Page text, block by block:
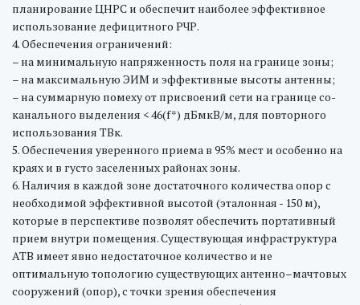
планирование ЦНРС и обеспечит наиболее эффективное
использование дефицитного РЧР.
4. Обеспечения ограничений:
– на минимальную напряженность поля на границе зоны;
– на максимальную ЭИМ и эффективные высоты антенны;
– на суммарную помеху от присвоений сети на границе со-
канального выделения < 46(f*) дБмкВ/м, для повторного
использования ТВк.
5. Обеспечения уверенного приема в 95% мест и особенно на
краях и в густо заселенных районах зоны.
6. Наличия в каждой зоне достаточного количества опор с
необходимой эффективной высотой (эталонная - 150 м),
которые в перспективе позволят обеспечить портативный
прием внутри помещения. Существующая инфраструктура
АТВ имеет явно недостаточное количество и не
оптимальную топологию существующих антенно–мачтовых
сооружений (опор), с точки зрения обеспечения